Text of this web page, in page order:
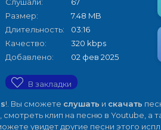
Размер:
7.48 MB
Длительность:
03:16
Качество:
320 kbps
Добавлено:
02 фев 2025
В закладки
!. Вы сможете слушать и скачать
смотреть клип на песню в Youtube, а
увидет другие песни этого